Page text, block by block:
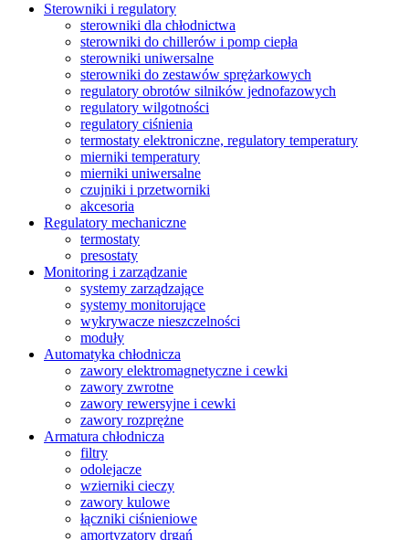
Sterowniki i regulatory
sterowniki dla chłodnictwa
sterowniki do chillerów i pomp ciepła
sterowniki uniwersalne
sterowniki do zestawów sprężarkowych
regulatory obrotów silników jednofazowych
regulatory wilgotności
regulatory ciśnienia
termostaty elektroniczne, regulatory temperatury
mierniki temperatury
mierniki uniwersalne
czujniki i przetworniki
akcesoria
Regulatory mechaniczne
termostaty
presostaty
Monitoring i zarządzanie
systemy zarządzające
systemy monitorujące
wykrywacze nieszczelności
moduły
Automatyka chłodnicza
zawory elektromagnetyczne i cewki
zawory zwrotne
zawory rewersyjne i cewki
zawory rozprężne
Armatura chłodnicza
filtry
odolejacze
wzierniki cieczy
zawory kulowe
łączniki ciśnieniowe
amortyzatory drgań